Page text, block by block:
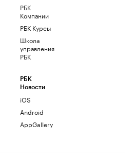
РБК
Компании
РБК Курсы
Школа
управления
РБК
РБК
Новости
iOS
Android
AppGallery